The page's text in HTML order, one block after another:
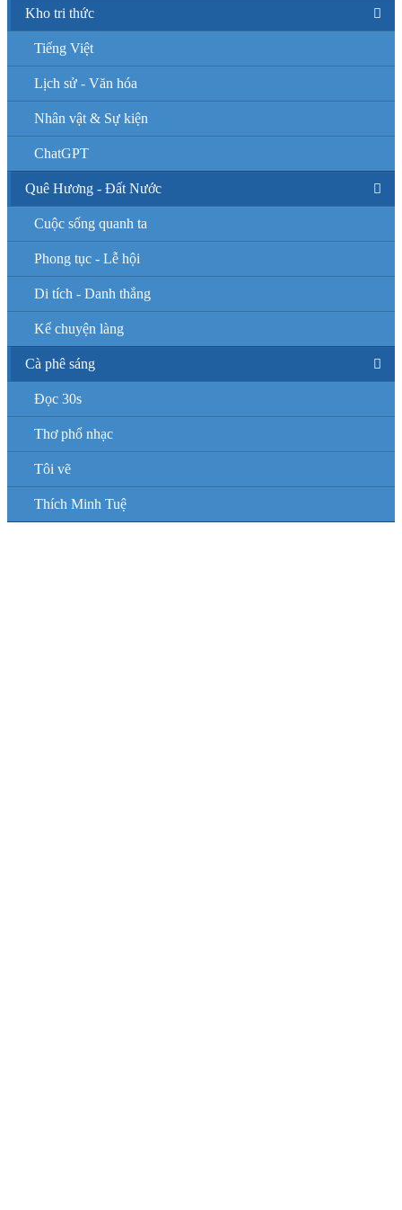
Kho tri thức
Tiếng Việt
Lịch sử - Văn hóa
Nhân vật & Sự kiện
ChatGPT
Quê Hương - Đất Nước
Cuộc sống quanh ta
Phong tục - Lễ hội
Di tích - Danh thắng
Kể chuyện làng
Cà phê sáng
Đọc 30s
Thơ phổ nhạc
Tôi vẽ
Thích Minh Tuệ